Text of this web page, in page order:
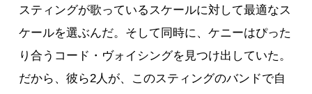
スティングが歌っているスケールに対して最適なス
ケールを選ぶんだ。そして同時に、ケニーはぴった
り合うコード・ヴォイシングを見つけ出していた。
だから、彼ら2人が、このスティングのバンドで自